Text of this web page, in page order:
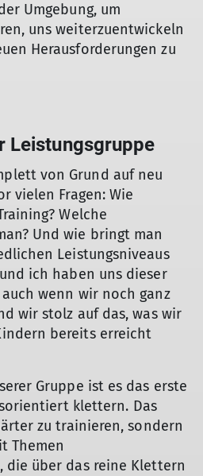
Umgebung, um
uns weiterzuentwickeln
Herausforderungen zu
Leistungsgruppe
von Grund auf neu
vielen Fragen: Wie
Welche
Und wie bringt man
Leistungsniveaus
ich haben uns dieser
wenn wir noch ganz
wir stolz auf das, was wir
bereits erreicht
Gruppe ist es das erste
klettern. Das
zu trainieren, sondern
Themen
die über das reine Klettern